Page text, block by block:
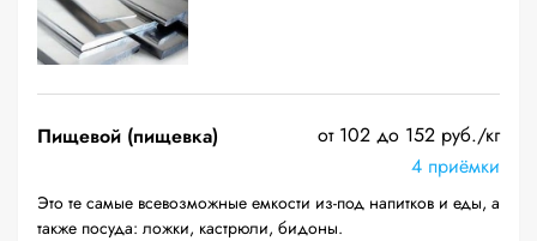
Пищевой (пищевка)
от 102 до 152 руб./кг
4 приёмки
Это те самые всевозможные емкости из-под напитков и еды, а
также посуда: ложки, кастрюли, бидоны.